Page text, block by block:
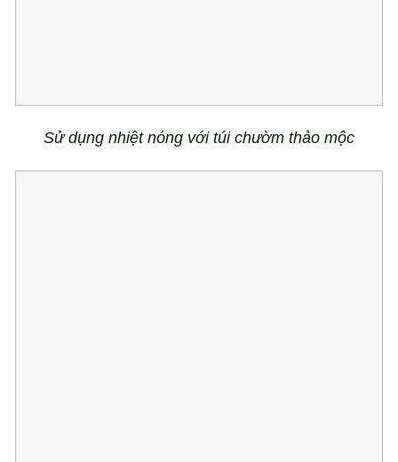
Sử dụng nhiệt nóng với túi chườm thảo mộc